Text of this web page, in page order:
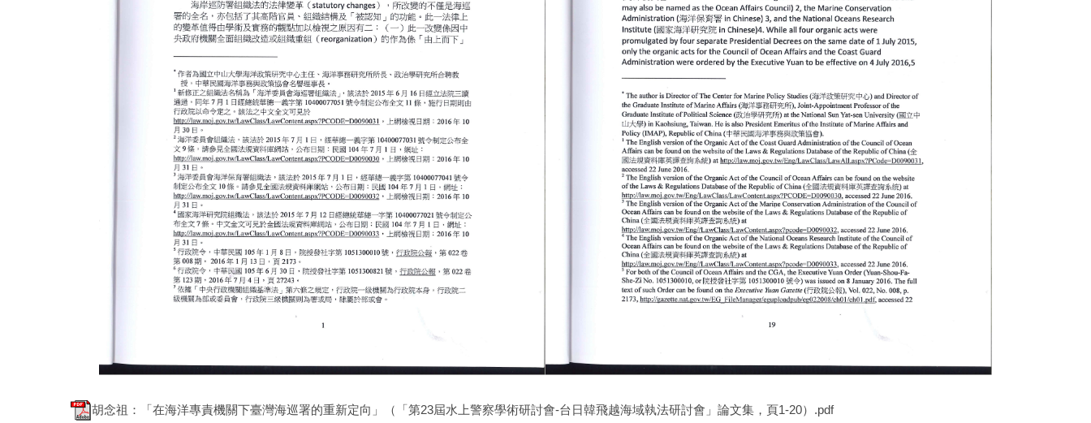
胡念祖：「在海洋專責機關下臺灣海巡署的重新定向」（「第23屆水上警察學術研討會-台日韓飛越海域執法研討會」論文集，頁1-20）.pdf